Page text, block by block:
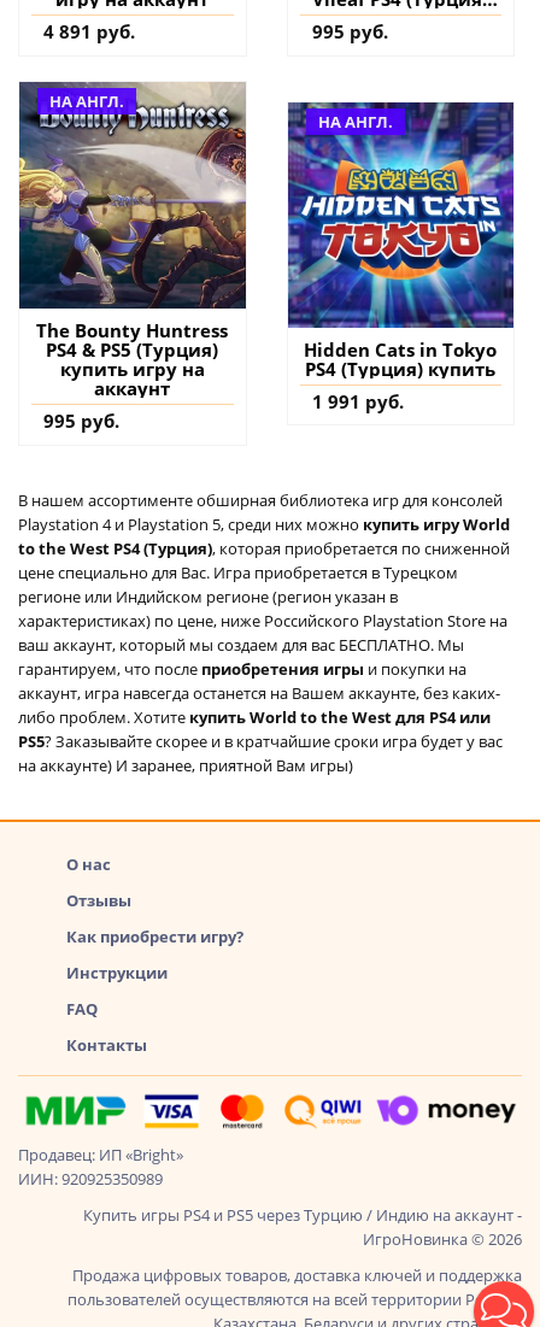
4 891 руб.
купить дополнение
на аккаунт
995 руб.
НА АНГЛ.
The Bounty Huntress
PS4 & PS5 (Турция)
купить игру на
аккаунт
995 руб.
НА АНГЛ.
Hidden Cats in Tokyo
PS4 (Турция) купить
1 991 руб.
В нашем ассортименте обширная библиотека игр для консолей
Playstation 4 и Playstation 5, среди них можно купить игру World
to the West PS4 (Турция), которая приобретается по сниженной
цене специально для Вас. Игра приобретается в Турецком
регионе или Индийском регионе (регион указан в
характеристиках) по цене, ниже Российского Playstation Store на
ваш аккаунт, который мы создаем для вас БЕСПЛАТНО. Мы
гарантируем, что после приобретения игры и покупки на
аккаунт, игра навсегда останется на Вашем аккаунте, без каких-
либо проблем. Хотите купить World to the West для PS4 или
PS5? Заказывайте скорее и в кратчайшие сроки игра будет у вас
на аккаунте) И заранее, приятной Вам игры)
О нас
Отзывы
Как приобрести игру?
Инструкции
FAQ
Контакты
Продавец: ИП «Bright»
ИИН: 920925350989
Купить игры PS4 и PS5 через Турцию / Индию на аккаунт -
ИгроНовинка © 2026
Продажа цифровых товаров, доставка ключей и поддержка
пользователей осуществляются на всей территории России,